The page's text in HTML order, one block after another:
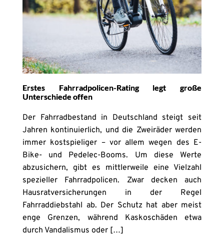
Erstes Fahrradpolicen-Rating legt große
Unterschiede offen
Der Fahrradbestand in Deutschland steigt seit
Jahren kontinuierlich, und die Zweiräder werden
immer kostspieliger – vor allem wegen des E-
Bike- und Pedelec-Booms. Um diese Werte
abzusichern, gibt es mittlerweile eine Vielzahl
spezieller Fahrradpolicen. Zwar decken auch
Hausratversicherungen in der Regel
Fahrraddiebstahl ab. Der Schutz hat aber meist
enge Grenzen, während Kaskoschäden etwa
durch Vandalismus oder […]